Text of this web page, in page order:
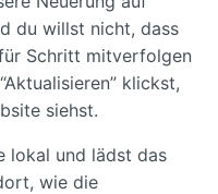
du willst nicht, dass
Schritt mitverfolgen
klickst,
siehst.
lokal und lädst das
wie die